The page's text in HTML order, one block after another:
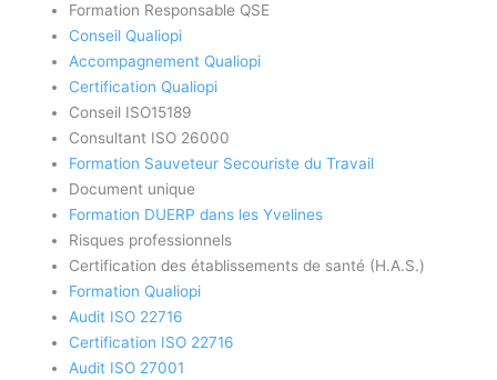
Formation Responsable QSE
Conseil Qualiopi
Accompagnement Qualiopi
Certification Qualiopi
Conseil ISO15189
Consultant ISO 26000
Formation Sauveteur Secouriste du Travail
Document unique
Formation DUERP dans les Yvelines
Risques professionnels
Certification des établissements de santé (H.A.S.)
Formation Qualiopi
Audit ISO 22716
Certification ISO 22716
Audit ISO 27001